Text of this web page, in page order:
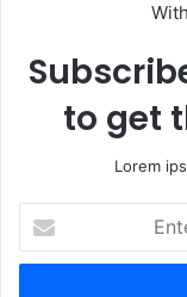
to get
Lorem
your
Email